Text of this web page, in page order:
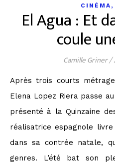
CINÉMA ,
El Agua : Et
coule
Camille Griner/
Après trois courts métrages remarqués en festivals,
Elena Lopez Riera passe
présenté à la Quinzaine
réalisatrice espagnole
dans sa contrée natale,
genres. L’été bat son